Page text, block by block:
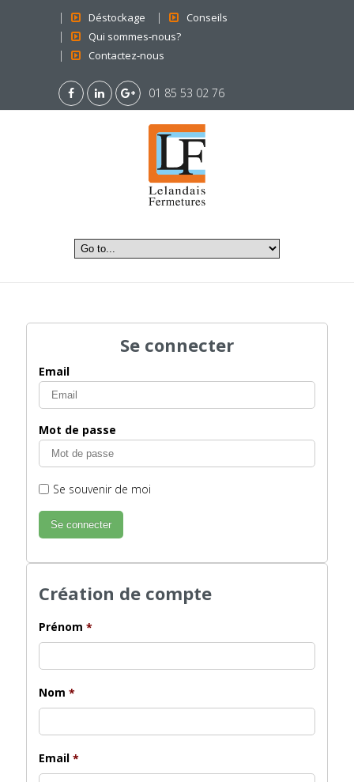
Déstockage
Conseils
Qui sommes-nous?
Contactez-nous
01 85 53 02 76
Se connecter
Email
Mot de passe
Se souvenir de moi
Création de compte
Prénom *
Nom *
Email *